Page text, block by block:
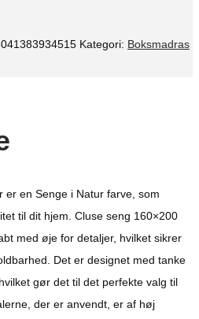
Kategori: Boksmadras
er en Senge i Natur farve, som
til dit hjem. Cluse seng 160×200
med øje for detaljer, hvilket sikrer
Det er designet med tanke
gør det til det perfekte valg til
der er anvendt, er af høj